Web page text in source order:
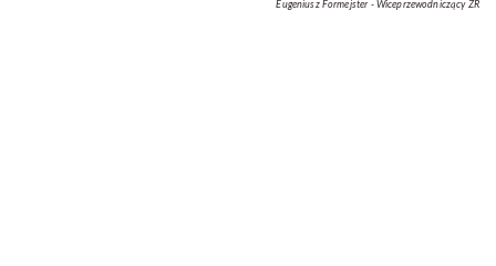
Eugeniusz Formejster - Wiceprzewodniczący ZR